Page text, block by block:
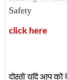
Safety
click here
दोस्तों यदि आप